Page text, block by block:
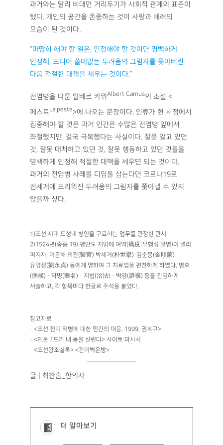
과거와는 달리 비대면 거리두기가 사회적 관계의 표준이
됐다. 개인의 공간을 존중하는 것이 사랑과 배려의
모습이 된 것이다.
“마땅히 해야 할 일은, 인정해야 할 것이면 명백하게
인정해, 드디어 쓸데없는 두려움의 그림자를 쫓아버린
다음 적절한 대책을 세우는 것이다.”
전염병을 다룬 알베르 카뮈 Albert Camus의 소설 <
페스트La peste>에 나오는 문장이다. 인류가 현 시점에서
집중해야 할 것은 과거 인간은 수많은 전염병 앞에서
좌절했지만, 결국 극복했다는 사실이다. 잘못 알고 있던
것, 잘못 대처하고 있던 것, 잘못 행동하고 있던 것들을
명백하게 인정해 적절한 대책을 세우면 되는 것이다.
과거의 전염병 사례를 디딤돌 삼는다면 코로나19로
전세계에 드리워진 두려움의 그림자를 쫓아낼 수 있지
않을까 싶다.
1)조선 시대 도성내 병인을 구료하는 업무를 관장한 관서
2)1524년(중종 19) 평안도 지방에 여역(癘疫:유행성 열병)이 널리
퍼지자, 이듬해 의관(醫官) 박세거(朴世擧)·김순몽(金順蒙)·
유영정(劉永貞) 등에게 명하여 그 치료법을 편찬하게 하였다. 병후
(病候) · 약명(藥名) · 치법(治法) · 벽양(辟禳) 등을 간명하게
서술하고, 각 항목마다 한글로 주석을 붙였다.
참고자료
· <조선 전기 역병에 대한 민간의 대응, 1999, 권복규>
· <체온 1도가 내 몸을 살린다> 사이토 마사시
· <조선왕조실록> <간이벽온방>
글 | 최찬흠_한의사
더 알아보기